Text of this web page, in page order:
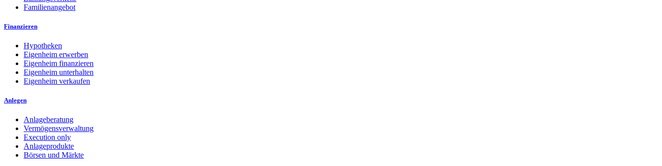
Familienangebot
Finanzieren
Hypotheken
Eigenheim erwerben
Eigenheim finanzieren
Eigenheim unterhalten
Eigenheim verkaufen
Anlegen
Anlageberatung
Vermögensverwaltung
Execution only
Anlageprodukte
Börsen und Märkte